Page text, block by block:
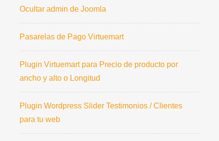
Ocultar admin de Joomla
Pasarelas de Pago Virtuemart
Plugin Virtuemart para Precio de producto por
ancho y alto o Longitud
Plugin Wordpress Slider Testimonios / Clientes
para tu web